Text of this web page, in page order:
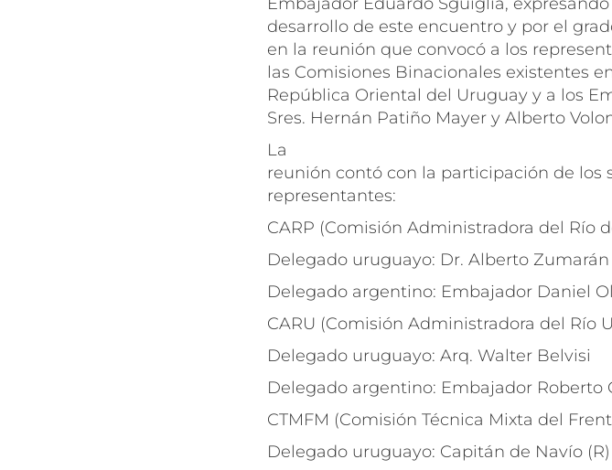
desarrollo de este encuentro y por el
en la reunión que convocó a los
las Comisiones Binacionales existentes
República Oriental del Uruguay y a los
Sres. Hernán Patiño Mayer y Alberto
La
reunión contó con la participación de los
representantes:
CARP (Comisión Administradora del Río
Delegado uruguayo: Dr. Alberto Zumarán
Delegado argentino: Embajador Daniel
CARU (Comisión Administradora del Río
Delegado uruguayo: Arq. Walter Belvisi
Delegado argentino: Embajador Roberto
CTMFM (Comisión Técnica Mixta del
Delegado uruguayo: Capitán de Navío